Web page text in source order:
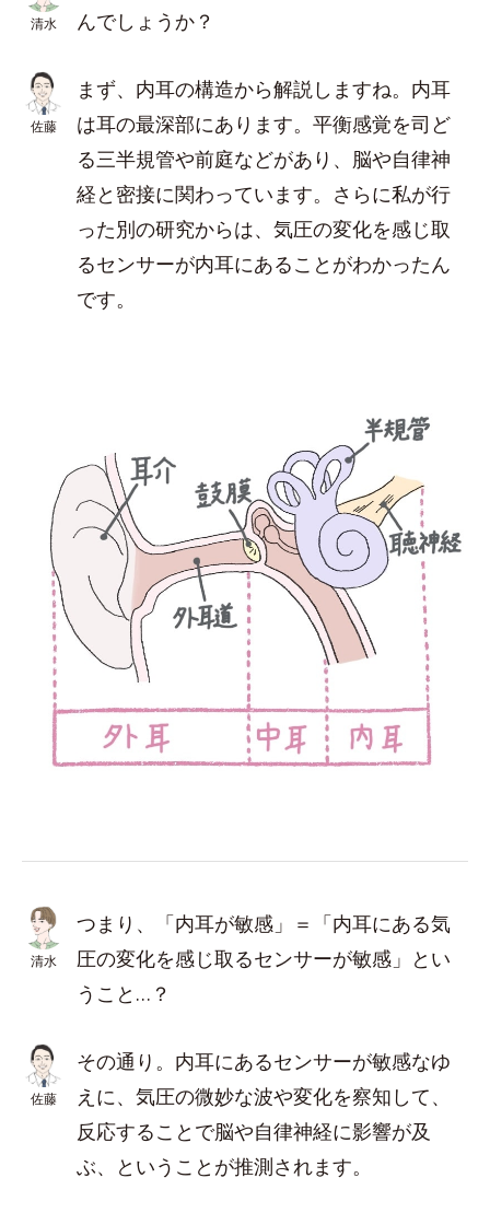
清水
んでしょうか？
佐藤
まず、内耳の構造から解説しますね。内耳
は耳の最深部にあります。平衡感覚を司ど
る三半規管や前庭などがあり、脳や自律神
経と密接に関わっています。さらに私が行
った別の研究からは、気圧の変化を感じ取
るセンサーが内耳にあることがわかったん
です。
清水
つまり、「内耳が敏感」＝「内耳にある気
圧の変化を感じ取るセンサーが敏感」とい
うこと…？
佐藤
その通り。内耳にあるセンサーが敏感なゆ
えに、気圧の微妙な波や変化を察知して、
反応することで脳や自律神経に影響が及
ぶ、ということが推測されます。